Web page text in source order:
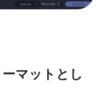
マットとし